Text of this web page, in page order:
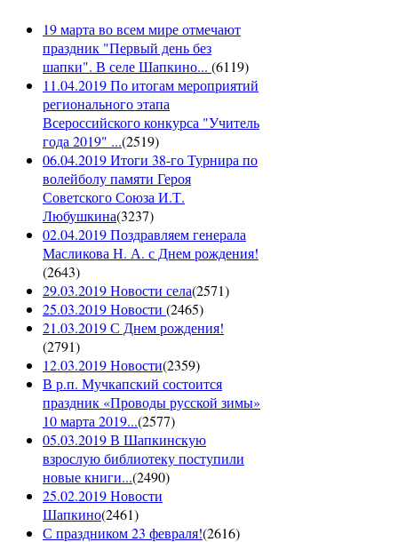
19 марта во всем мире отмечают
праздник "Первый день без
шапки". В селе Шапкино... (6119)
11.04.2019 По итогам мероприятий
регионального этапа
Всероссийского конкурса "Учитель
года 2019" ...(2519)
06.04.2019 Итоги 38-го Турнира по
волейболу памяти Героя
Советского Союза И.Т.
Любушкина(3237)
02.04.2019 Поздравляем генерала
Масликова Н. А. с Днем рождения!
(2643)
29.03.2019 Новости села(2571)
25.03.2019 Новости (2465)
21.03.2019 С Днем рождения!
(2791)
12.03.2019 Новости(2359)
В р.п. Мучкапский состоится
праздник «Проводы русской зимы»
10 марта 2019...(2577)
05.03.2019 В Шапкинскую
взрослую библиотеку поступили
новые книги...(2490)
25.02.2019 Новости
Шапкино(2461)
С праздником 23 февраля!(2616)